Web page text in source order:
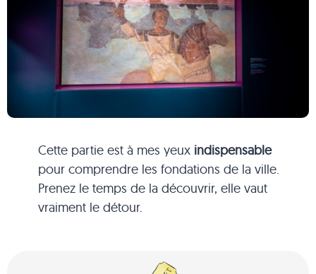
Cette partie est à mes yeux indispensable
pour comprendre les fondations de la ville.
Prenez le temps de la découvrir, elle vaut
vraiment le détour.